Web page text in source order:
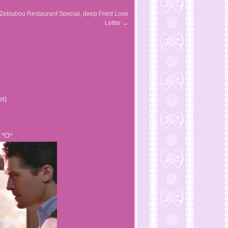
Restaurant Special, deep Fried Love
Letter →